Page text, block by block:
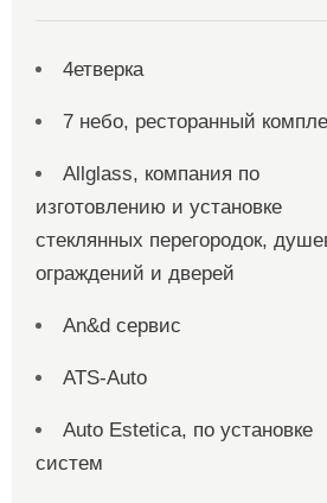
4етверка
7 небо, ресторанный
Allglass, компания по
изготовлению и установке
стеклянных перегородок,
ограждений и дверей
An&d сервис
ATS-Auto
Auto Estetica, по установке
систем